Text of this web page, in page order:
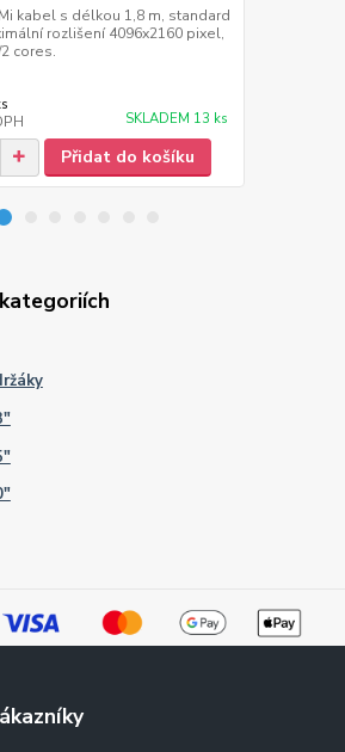
kabel s délkou 1,8 m, standard
rozlišení 4096x2160 pixel,
cores.
SKLADEM 13 ks
Přidat do košíku